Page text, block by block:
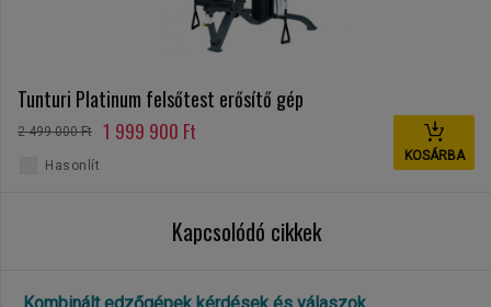
Tunturi Platinum felsőtest erősítő gép
2 499 000 Ft 1 999 900 Ft
KOSÁRBA
Hasonlít
Kapcsolódó cikkek